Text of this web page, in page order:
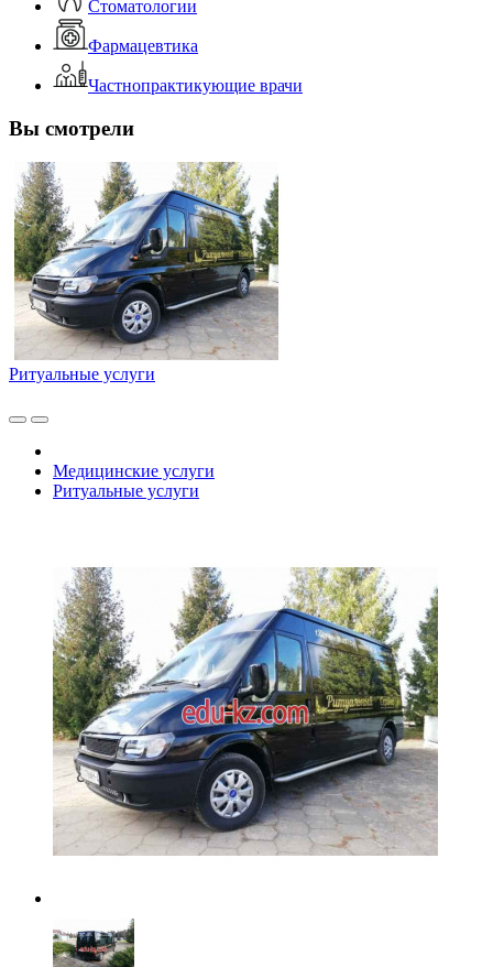
Стоматологии
Фармацевтика
Частнопрактикующие врачи
Вы смотрели
Ритуальные услуги
Медицинские услуги
Ритуальные услуги